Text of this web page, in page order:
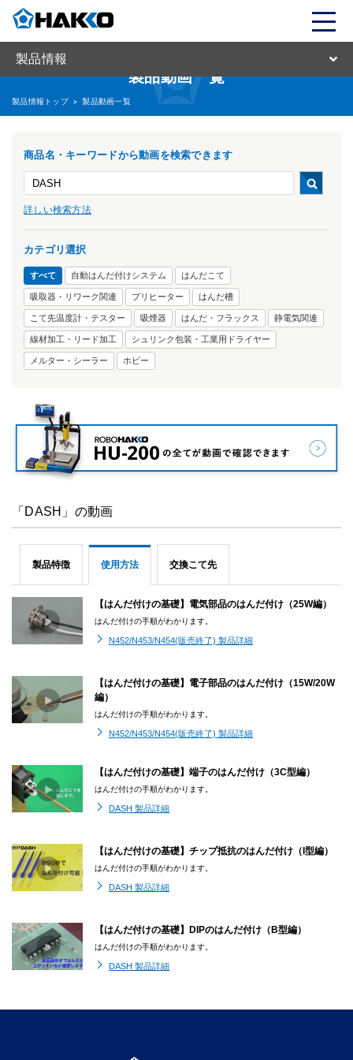
製品情報
製品動画一覧
製品情報トップ > 製品動画一覧
商品名・キーワードから動画を検索できます
詳しい検索方法
カテゴリ選択
すべて 自動はんだ付けシステム はんだこて
吸取器・リワーク関連 プリヒーター はんだ槽
こて先温度計・テスター 吸煙器 はんだ・フラックス 静電気関連
線材加工・リード加工 シュリンク包装・工業用ドライヤー
メルター・シーラー ホビー
「DASH」の動画
製品特徴 使用方法 交換こて先
【はんだ付けの基礎】電気部品のはんだ付け（25W編）
はんだ付けの手順がわかります。
N452/N453/N454(販売終了) 製品詳細
【はんだ付けの基礎】電子部品のはんだ付け（15W/20W
編）
はんだ付けの手順がわかります。
N452/N453/N454(販売終了) 製品詳細
【はんだ付けの基礎】端子のはんだ付け（3C型編）
はんだ付けの手順がわかります。
DASH 製品詳細
【はんだ付けの基礎】チップ抵抗のはんだ付け（I型編）
はんだ付けの手順がわかります。
DASH 製品詳細
【はんだ付けの基礎】DIPのはんだ付け（B型編）
はんだ付けの手順がわかります。
DASH 製品詳細